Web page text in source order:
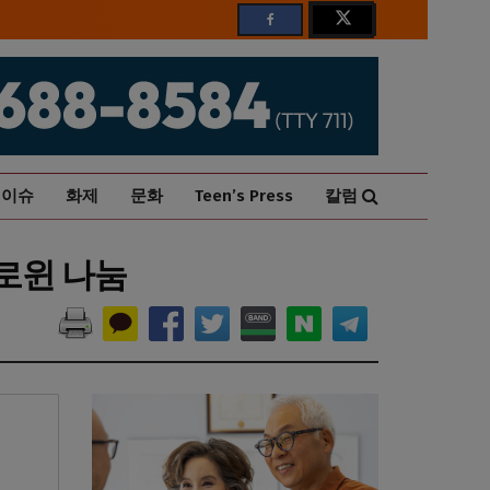
이슈 화제 문화 Teen’s Press 칼럼
윈 나눔